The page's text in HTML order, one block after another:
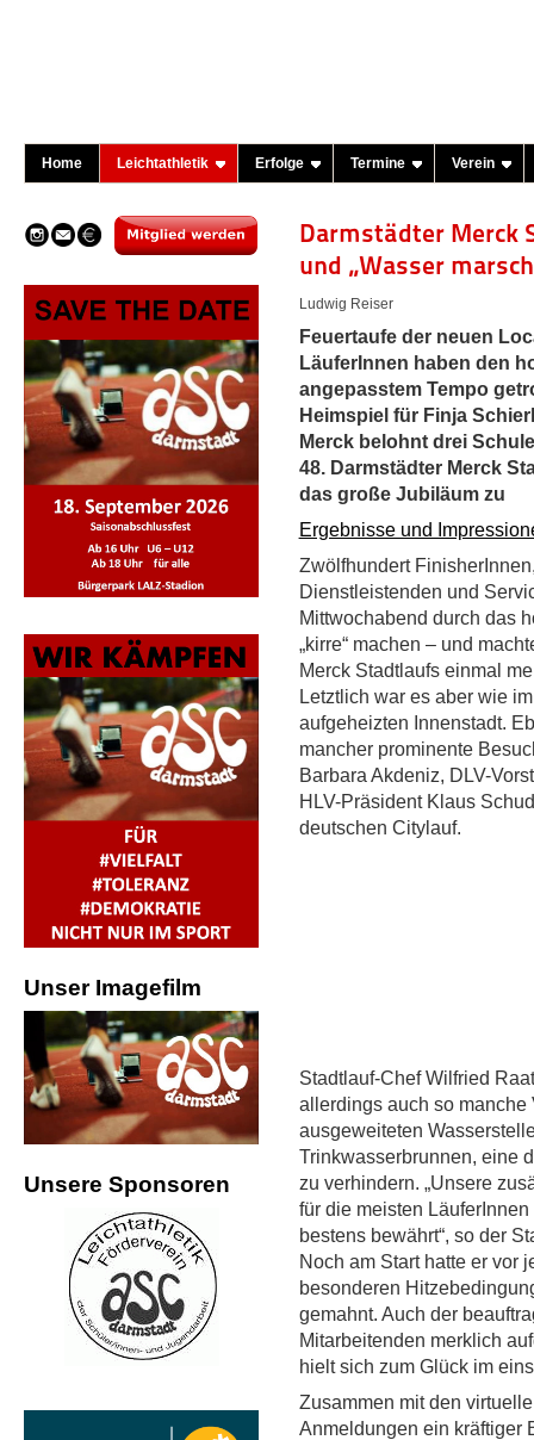
Home Leichtathletik Erfolge Termine Verein
Unser Imagefilm
Unsere Sponsoren
Darmstädter Merck
und „Wasser
Ludwig Reiser
Feuertaufe der neuen
LäuferInnen haben den
angepasstem Tempo
Heimspiel für Finja
Merck belohnt drei
48. Darmstädter Merck
das große Jubiläum zu
Ergebnisse und
Zwölfhundert
Dienstleistenden und
Mittwochabend durch das
„kirre“ machen – und
Merck Stadtlaufs einmal
Letztlich war es aber wie
aufgeheizten Innenstadt.
mancher prominente
Barbara Akdeniz, DLV-
HLV-Präsident Klaus
deutschen Citylauf.
Stadtlauf-Chef Wilfried
allerdings auch so manche
ausgeweiteten
Trinkwasserbrunnen, eine
zu verhindern. „Unsere
für die meisten LäuferInnen
bestens bewährt“, so der
Noch am Start hatte er vor
besonderen
gemahnt. Auch der
Mitarbeitenden merklich
hielt sich zum Glück im
Zusammen mit den
Anmeldungen ein kräftiger